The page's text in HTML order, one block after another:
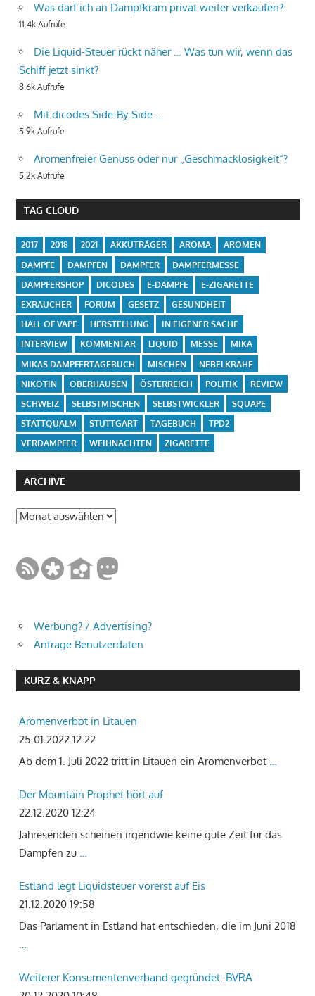
Was darf ich an Dampfkram privat weiter verkaufen?
11.4k Aufrufe
Die Liquid-Steuer rückt näher … Was tun wir, wenn das
Schiff jetzt sinkt?
8.6k Aufrufe
Mit dicodes Side-By-Side …
5.9k Aufrufe
Aromenfreier Genuss oder nur „Geschmacklosigkeit“?
5.2k Aufrufe
TAG CLOUD
2017 2018 2021 AKKUTRÄGER AROMA
AROMEN
DAMPFE
DAMPFEN DAMPFER
DAMPFERMESSE
DAMPFERSHOP
DICODES E-DAMPFE
E-ZIGARETTE
EXRAUCHER
FORUM GESETZ
GESUNDHEIT
HALL OF VAPE
HERSTELLUNG
IN EIGENER SACHE
INTERVIEW
KOMMENTAR LIQUID MESSE
MIKA
MIKAS DAMPFERTAGEBUCH
MISCHEN
NEBELKRÄHE
NIKOTIN
OBERHAUSEN ÖSTERREICH POLITIK
REVIEW
SCHWEIZ
SELBSTMISCHEN SELBSTWICKLER
SQUAPE
STATTQUALM
STUTTGART TAGEBUCH
TPD2
VERDAMPFER
WEIHNACHTEN ZIGARETTE
ARCHIVE
Archive
Werbung? / Advertising?
Anfrage Benutzerdaten
KURZ & KNAPP
Aromenverbot in Litauen
25.01.2022 12:22
Ab dem 1. Juli 2022 tritt in Litauen ein Aromenverbot …
Der Mountain Prophet hört auf
22.12.2020 12:24
Jahresenden scheinen irgendwie keine gute Zeit für das
Dampfen zu …
Estland legt Liquidsteuer vorerst auf Eis
21.12.2020 19:58
Das Parlament in Estland hat entschieden, die im Juni 2018
…
Weiterer Konsumentenverband gegründet: BVRA